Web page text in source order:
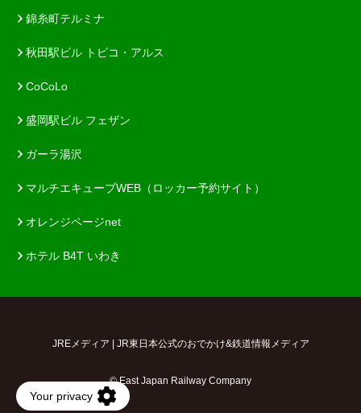
錦糸町テルミナ
秋田駅ビル トピコ・アルス
CoCoLo
盛岡駅ビル フェザン
ガーラ湯沢
マルチエキューブWEB（ロッカー予約サイト）
オレンジページnet
ホテル B4T いわき
JREメディア | JR東日本公式のおでかけ&鉄道情報メディア
© East Japan Railway Company